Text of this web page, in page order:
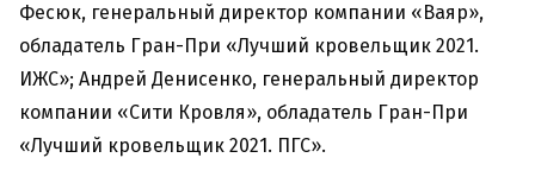
Фесюк, генеральный директор компании «Ваяр»,
обладатель Гран-При «Лучший кровельщик 2021.
ИЖС»; Андрей Денисенко, генеральный директор
компании «Сити Кровля», обладатель Гран-При
«Лучший кровельщик 2021. ПГС».